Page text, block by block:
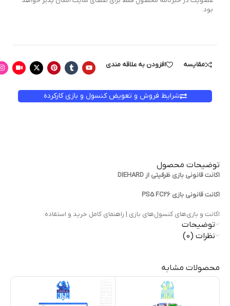
بود.
مقایسه افزودن به علاقه مندی
شرایط فروش و تعویض کنسول و بازی کارکرده
توضیحات محصول
اکانت قانونی بازي ظرفیتی از DIEHARD
اکانت قانونی بازي PS5 FC26
اکانت و بازی‌های کنسول‌های بازی | راهنمای کامل خرید و استفاده
توضیحات
نظرات (0)
محصولات مشابه